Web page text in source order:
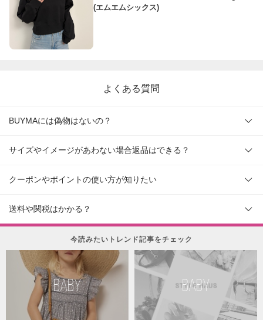
(エムエムシックス)
よくある質問
BUYMAには偽物はないの？
サイズやイメージがあわない場合返品はできる？
クーポンやポイントの使い方が知りたい
送料や関税はかかる？
今読みたいトレンド記事をチェック
BABY BABY